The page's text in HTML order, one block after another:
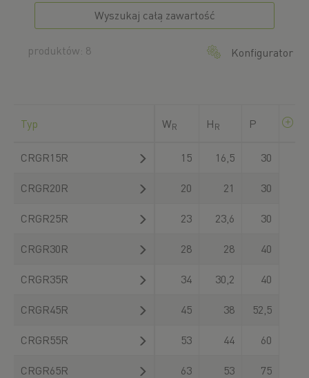
Wyszukaj całą zawartość
produktów: 8 Konfigurator
Typ WR H R P
CRGR15R 15 16,5 30
CRGR20R 20 21 30
CRGR25R 23 23,6 30
CRGR30R 28 28 40
CRGR35R 34 30,2 40
CRGR45R 45 38 52,5
CRGR55R 53 44 60
CRGR65R 63 53 75